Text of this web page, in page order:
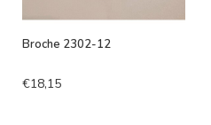
Broche 2302-12
€18,15